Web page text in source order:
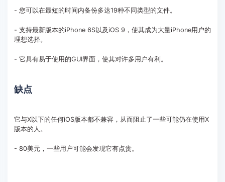
- 您可以在最短的时间内备份多达19种不同类型的文件。
- 支持最新版本的iPhone 6S以及iOS 9，使其成为大量iPhone用户的
理想选择。
- 它具有易于使用的GUI界面，使其对许多用户有利。
缺点
它与X以下的任何iOS版本都不兼容，从而阻止了一些可能仍在使用X
版本的人。
- 80美元，一些用户可能会发现它有点贵。